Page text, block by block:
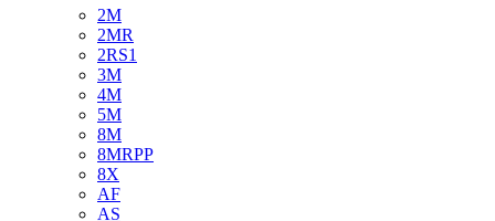
2M
2MR
2RS1
3M
4M
5M
8M
8MRPP
8X
AF
AS